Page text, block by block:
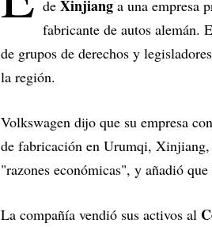
de Xinjiang a una empresa
fabricante de autos alemán.
de grupos de derechos y
la región.
Volkswagen dijo que su empresa
de fabricación en Urumqi,
"razones económicas", y añadió
La compañía vendió sus activos al